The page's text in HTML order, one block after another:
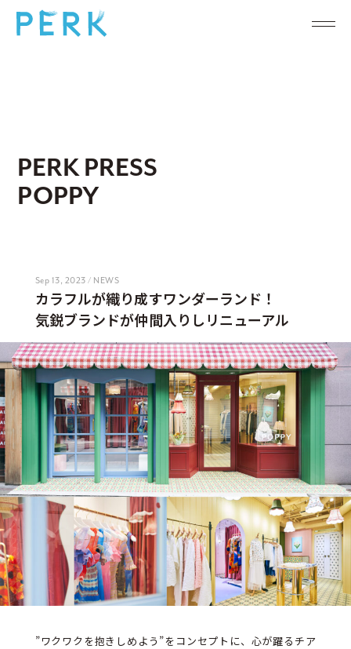
PERK PRESS
POPPY
Sep 13, 2023 / NEWS
カラフルが織り成すワンダーランド！
気鋭ブランドが仲間入りしリニューアル
”ワクワクを抱きしめよう”をコンセプトに、心が躍るチア